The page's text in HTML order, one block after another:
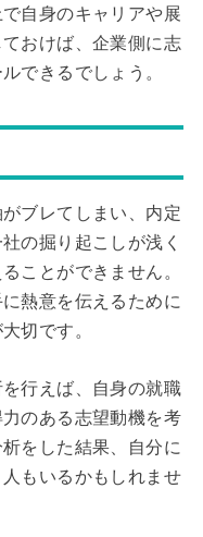
自身のキャリアや展
おけば、企業側に志
できるでしょう。
ブレてしまい、内定
の掘り起こしが浅く
ことができません。
熱意を伝えるために
切です。
行えば、自身の就職
のある志望動機を考
をした結果、自分に
もいるかもしれませ